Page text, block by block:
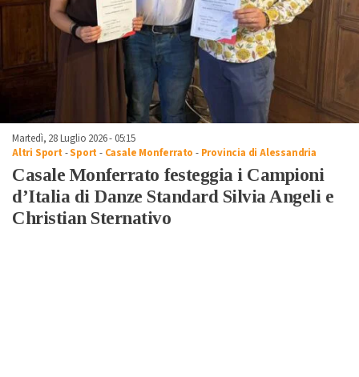
Martedì, 28 Luglio 2026 - 05:15
Altri Sport -Sport - Casale Monferrato - Provincia di Alessandria
Casale Monferrato festeggia i Campioni
d’Italia di Danze Standard Silvia Angeli e
Christian Sternativo